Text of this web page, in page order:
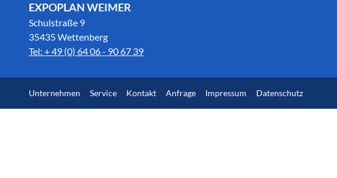
EXPOPLAN WEIMER
Schulstraße 9
35435 Wettenberg
Tel: + 49 (0) 64 06 - 90 67 39
Unternehmen Service Kontakt Anfrage Impressum Datenschutz